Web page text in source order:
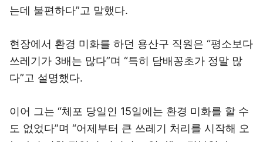
는데 불편하다”고 말했다.
현장에서 환경 미화를 하던 용산구 직원은 “평소보다
쓰레기가 3배는 많다”며 “특히 담배꽁초가 정말 많
다”고 설명했다.
이어 그는 “체포 당일인 15일에는 환경 미화를 할 수
도 없었다”며 “어제부터 큰 쓰레기 처리를 시작해 오